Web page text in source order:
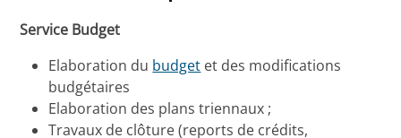
Service Budget
Elaboration du budget et des modifications
budgétaires
Elaboration des plans triennaux ;
Travaux de clôture (reports de crédits,